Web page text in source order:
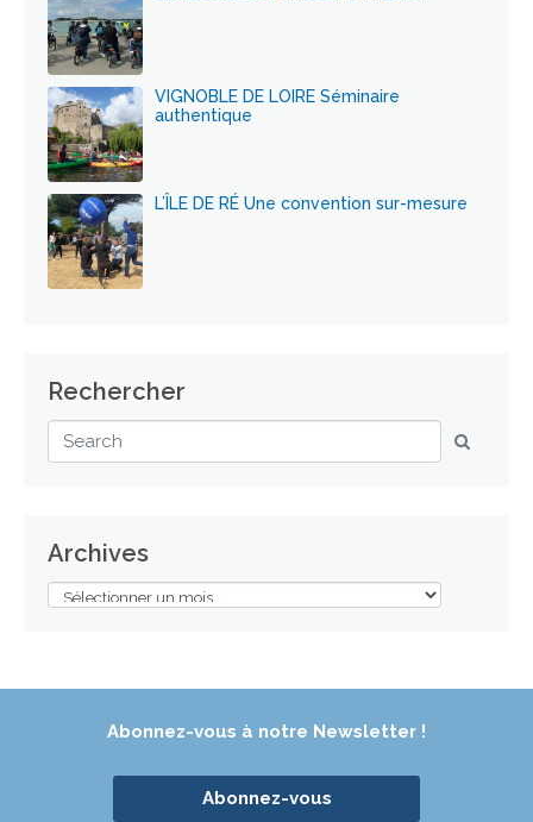
VIGNOBLE DE LOIRE Séminaire
authentique
L’ÎLE DE RÉ Une convention sur-mesure
Rechercher
Archives
Abonnez-vous à notre Newsletter !
Abonnez-vous